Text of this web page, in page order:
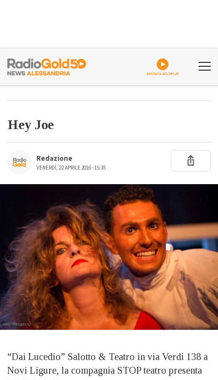
ASCOLTA GOLDPLAY
Hey Joe
Redazione
VENERDÌ, 22 APRILE 2016 - 15:35
“Dai Lucedio” Salotto & Teatro in via Verdi 138 a
Novi Ligure, la compagnia STOP teatro presenta